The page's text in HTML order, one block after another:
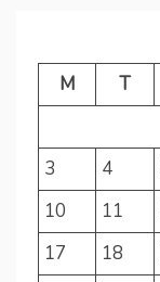
M
T
3
4
10
11
17
18